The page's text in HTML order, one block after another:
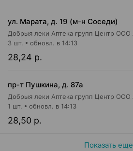
ул. Марата, д. 19 (м-н Соседи)
28,24 р.
3 шт. обновл. в 14:13
пр-т Пушкина, д. 87а
28,50 р.
1 шт. обновл. в 14:13
Показать еще